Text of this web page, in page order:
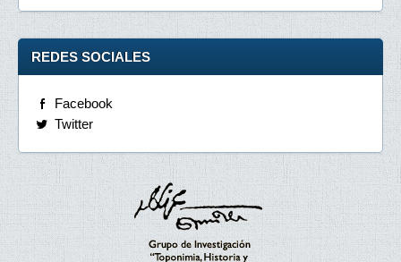
REDES SOCIALES
Facebook
Twitter